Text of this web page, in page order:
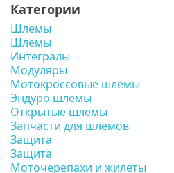
Категории
Шлемы
Шлемы
Интегралы
Модуляры
Мотокроссовые шлемы
Эндуро шлемы
Открытые шлемы
Запчасти для шлемов
Защита
Защита
Моточерепахи и жилеты